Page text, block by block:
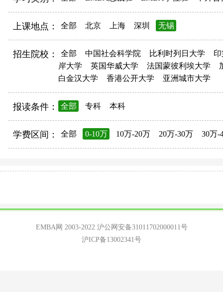
上课地点： 全部 北京 上海 深圳 无锡
招生院校： 全部 中国社会科学院 比利时列日大学
岸大学
英国华威大学 法国蒙彼利埃大学
白金汉大学
香港公开大学 亚洲城市大学
报读条件： 全部 专科 本科
学费区间： 全部 0-10万 10万-20万 20万-30万 30万-
EMBA网 2003-2022 沪公网安备31011702000011号
沪ICP备13002341号